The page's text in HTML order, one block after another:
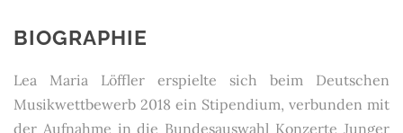
BIOGRAPHIE
Lea Maria Löffler erspielte sich beim Deutschen
Musikwettbewerb 2018 ein Stipendium, verbunden mit
der Aufnahme in die Bundesauswahl Konzerte Junger